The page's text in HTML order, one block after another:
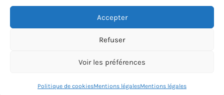
Accepter
Refuser
Voir les préférences
Politique de cookiesMentions légalesMentions légales